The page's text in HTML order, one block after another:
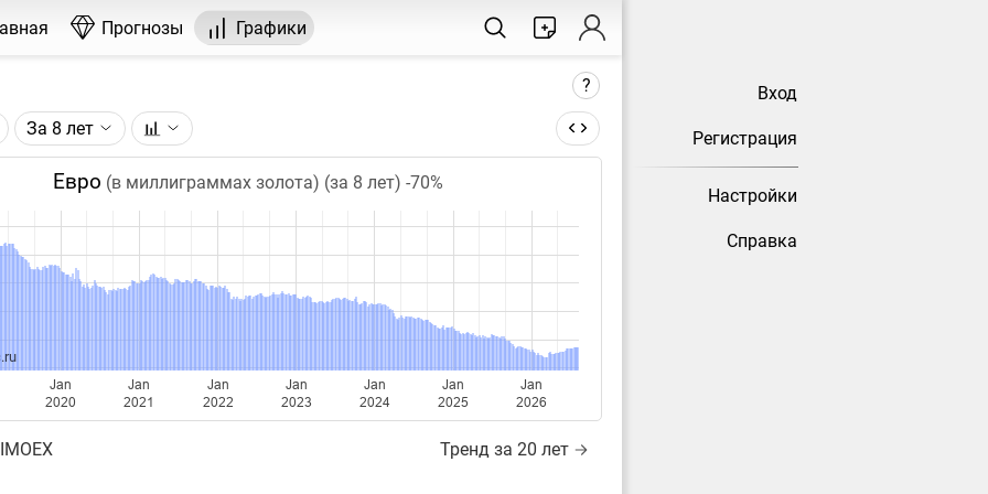
Прогнозы Графики
Вход
Регистрация
Настройки
Справка
?
на FOREX.
на графике - цена закрытия дня, недели или месяца.
таймфрейм (день, неделя, месяц) подбирается автоматически
глубины графика.
ежедневно.
За 8 лет
Евро (в миллиграммах золота) (за 8 лет) -70%
Jan
2020
Jan
2021
Jan
2022
Jan
2023
Jan
2024
Jan
2025
Jan
2026
Тренд за 20 лет